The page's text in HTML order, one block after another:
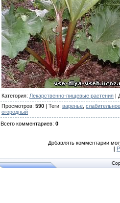
Категория: Лекарственно-пищевые растения |
Просмотров: 590 | Теги: варенье слабительное
огородный
Всего комментариев: 0
Добавлять комментарии
[